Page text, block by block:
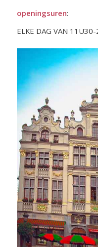
openingsuren:
ELKE DAG VAN